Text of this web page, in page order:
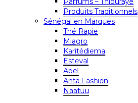
Produits Traditionnels
Sénégal en Marques
Thé Rapie
Miagro
Karitédiema
Esteval
Abel
Anta Fashion
Naatuu